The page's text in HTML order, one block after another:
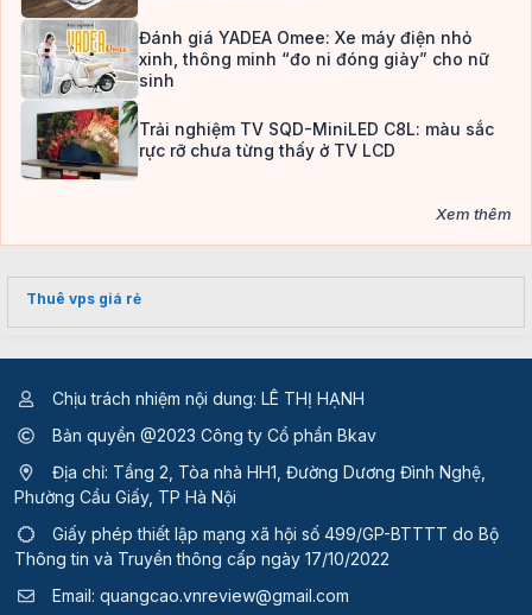
Đánh giá YADEA Omee: Xe máy điện nhỏ
xinh, thông minh “đo ni đóng giày” cho nữ
sinh
Trải nghiệm TV SQD-MiniLED C8L: màu sắc
rực rỡ chưa từng thấy ở TV LCD
Xem thêm
Thuê vps giá rẻ
Chịu trách nhiệm nội dung: LÊ THỊ HẠNH
Bản quyền @2023 Công ty Cổ phần Bkav
Địa chỉ: Tầng 2, Tòa nhà HH1, Đường Dương Đình Nghệ,
Phường Cầu Giấy, TP Hà Nội
Giấy phép thiết lập mạng xã hội số 499/GP-BTTTT do Bộ
Thông tin và Truyền thông cấp ngày 17/10/2022
Email: quangcao.vnreview@gmail.com